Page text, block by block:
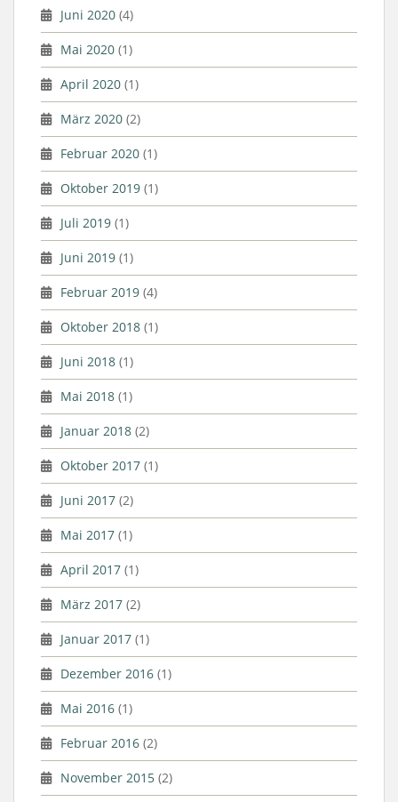
Juni 2020 (4)
Mai 2020 (1)
April 2020 (1)
März 2020 (2)
Februar 2020 (1)
Oktober 2019 (1)
Juli 2019 (1)
Juni 2019 (1)
Februar 2019 (4)
Oktober 2018 (1)
Juni 2018 (1)
Mai 2018 (1)
Januar 2018 (2)
Oktober 2017 (1)
Juni 2017 (2)
Mai 2017 (1)
April 2017 (1)
März 2017 (2)
Januar 2017 (1)
Dezember 2016 (1)
Mai 2016 (1)
Februar 2016 (2)
November 2015 (2)